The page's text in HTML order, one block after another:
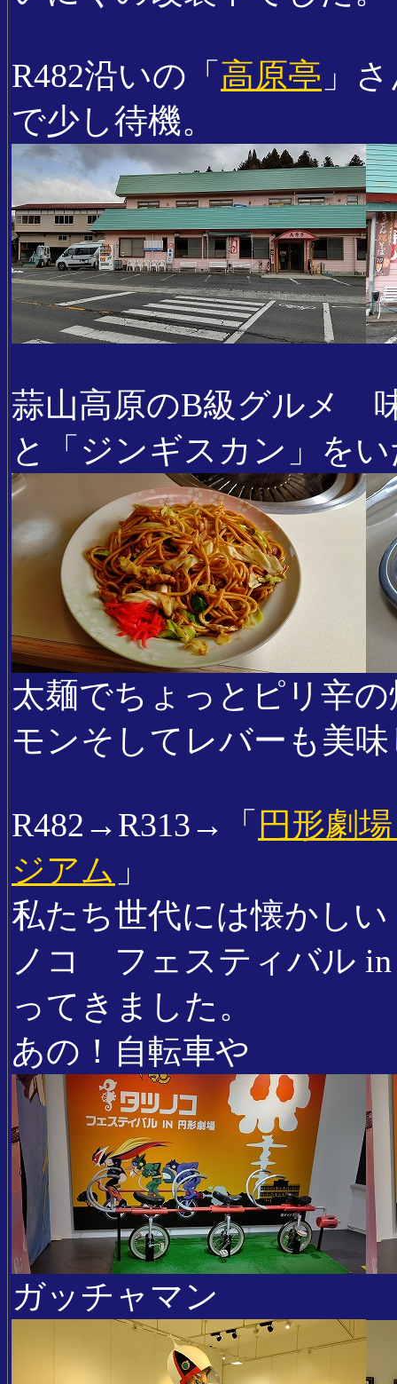
R482沿いの「 高原亭 」
で少し待機。
蒜山高原のB級グルメ
と「ジンギスカン」を
太麺でちょっとピリ辛
モンそしてレバーも美
R482→R313→「 円形劇
ジアム 」
私たち世代には懐かし
ノコ フェスティバル in
ってきました。
あの！自転車や
ガッチャマン